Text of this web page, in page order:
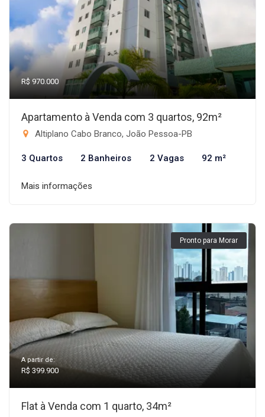
R$ 970.000
Apartamento à Venda com 3 quartos, 92m²
Altiplano Cabo Branco, João Pessoa-PB
3 Quartos 2 Banheiros 2 Vagas 92 m²
Mais informações
Pronto para Morar
A partir de:
R$ 399.900
Flat à Venda com 1 quarto, 34m²